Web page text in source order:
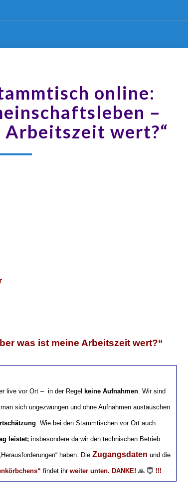
online:
–
Arbeitszeit wert?“
was ist meine Arbeitszeit wert?“
live vor Ort – in der Regel keine Aufnahmen. Wir sind
sich ungezwungen und ohne Aufnahmen austauschen
. Wie bei den Stammtischen vor Ort auch
leistet; insbesondere da wir den technischen Betrieb
haben. Die Zugangsdaten und die
findet ihr weiter unten. DANKE! 🙏 😇 !!!